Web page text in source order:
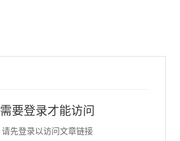
需要登录才能访问
请先登录以访问文章链接